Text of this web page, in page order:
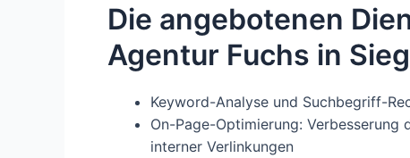
Die angebotenen
Agentur Fuchs in
Keyword-Analyse und Suchbegriff-
On-Page-Optimierung:
interner Verlinkungen